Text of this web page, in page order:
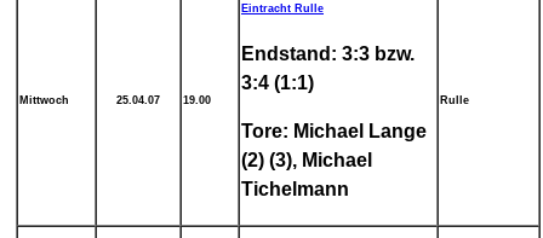
Mittwoch 25.04.07 19.00
Eintracht Rulle
Endstand: 3:3 bzw.
3:4 (1:1)
Tore: Michael Lange
(2) (3), Michael
Tichelmann
Rulle